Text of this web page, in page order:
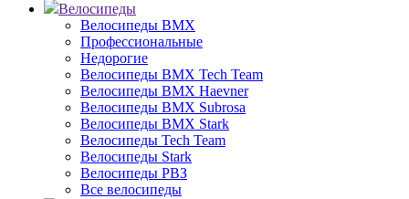
Велосипеды
Велосипеды BMX
Профессиональные
Недорогие
Велосипеды BMX Tech Team
Велосипеды BMX Haevner
Велосипеды BMX Subrosa
Велосипеды BMX Stark
Велосипеды Tech Team
Велосипеды Stark
Велосипеды РВЗ
Все велосипеды